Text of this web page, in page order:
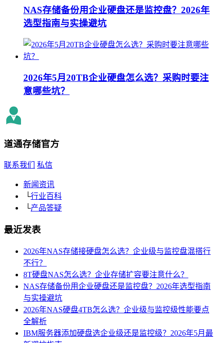
NAS存储备份用企业硬盘还是监控盘？2026年
选型指南与实操避坑
2026年5月20TB企业硬盘怎么选？采购时要注
意哪些坑？
道通存储官方
联系我们 私信
新闻资讯
└行业百科
└产品答疑
最近发表
2026年NAS存储接硬盘怎么选？企业级与监控盘混搭行
不行？
8T硬盘NAS怎么选？企业存储扩容要注意什么？
NAS存储备份用企业硬盘还是监控盘？2026年选型指南
与实操避坑
2026年NAS硬盘4TB怎么选？企业级与监控级性能要点
全解析
IBM服务器添加硬盘选企业级还是监控级？2026年5月最